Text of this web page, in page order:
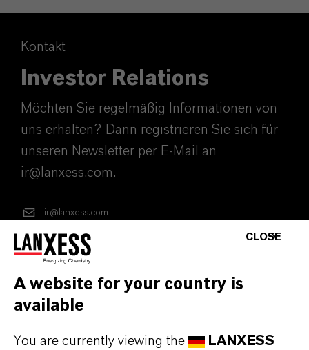
Kontakt
Investor Relations
Möchten Sie regelmäßig Informationen von
uns erhalten? Dann registrieren Sie sich für
unseren Newsletter per E-Mail an
ir@lanxess.com.
ir@lanxess.com
CLOSE
A website for your country is
available
You are currently viewing the LANXESS